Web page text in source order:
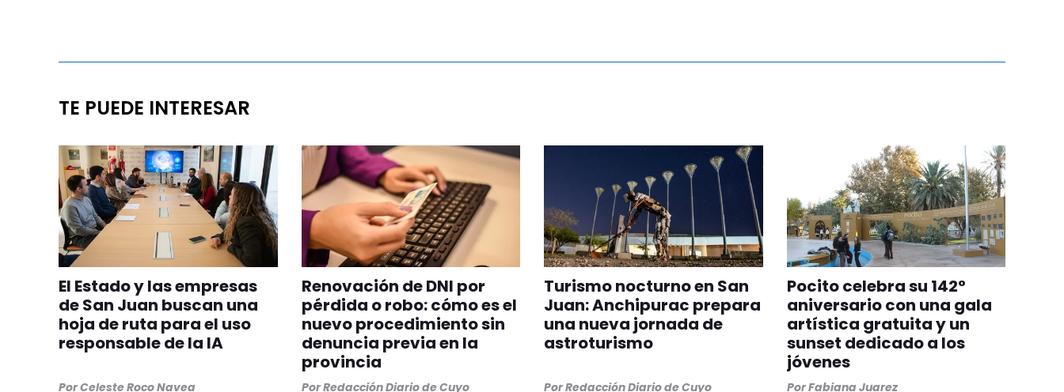
TE PUEDE INTERESAR
El Estado y las empresas
de San Juan buscan una
hoja de ruta para el uso
responsable de la IA
PorCeleste Roco Navea
Renovación de DNI por
pérdida o robo: cómo es el
nuevo procedimiento sin
denuncia previa en la
provincia
PorRedacción Diario de Cuyo
Turismo nocturno en San
Juan: Anchipurac prepara
una nueva jornada de
astroturismo
PorRedacción Diario de Cuyo
Pocito celebra su 142°
aniversario con una gala
artística gratuita y un
sunset dedicado a los
jóvenes
PorFabiana Juarez